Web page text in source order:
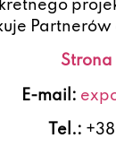
E-mail:
Tel.: